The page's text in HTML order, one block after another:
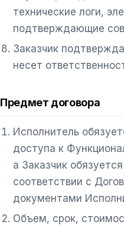
технические логи,
подтверждающие
Заказчик
несет
Предмет договора
Исполнитель
доступа к
а Заказчик
соответствии с
документами
Объем, срок,